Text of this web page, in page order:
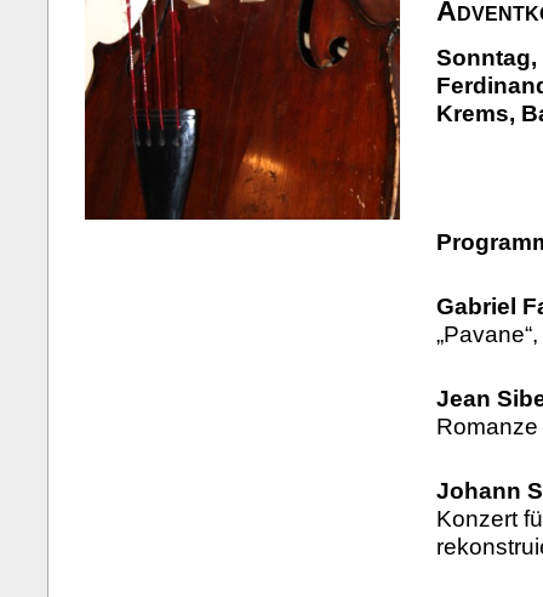
Sonntag,
Krems,
Gabriel
Jean
Johann
Konzert